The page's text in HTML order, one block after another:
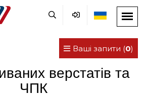
Ваші запити (0)
верстатів та
ЧПК